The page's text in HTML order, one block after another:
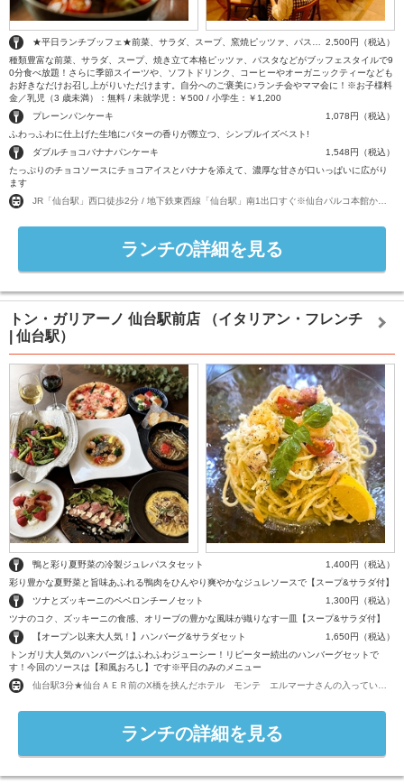
2,500円（税込）
種類豊富な前菜、サラダ、スープ、焼き立て本格ピッツァ、パスタなどがブッフェスタイルで9
0分食べ放題！さらに季節スイーツや、ソフトドリンク、コーヒーやオーガニックティーなども
お好きなだけお召し上がりいただけます。自分へのご褒美に♪ランチ会やママ会に！※お子様料
金／乳児（3 歳未満）：無料 / 未就学児：￥500 / 小学生：￥1,200
プレーンパンケーキ
1,078円（税込）
ふわっふわに仕上げた生地にバターの香りが際立つ、シンプルイズベスト!
ダブルチョコバナナパンケーキ
1,548円（税込）
たっぷりのチョコソースにチョコアイスとバナナを添えて、濃厚な甘さが口いっぱいに広がり
ます
ランチの詳細を見る
トン・ガリアーノ 仙台駅前店
（イタリアン・フレンチ
| 仙台駅）
鴨と彩り夏野菜の冷製ジュレパスタセット
1,400円（税込）
彩り豊かな夏野菜と旨味あふれる鴨肉をひんやり爽やかなジュレソースで【スープ&サラダ付】
ツナとズッキーニのペペロンチーノセット
1,300円（税込）
ツナのコク、ズッキーニの食感、オリーブの豊かな風味が織りなす一皿【スープ&サラダ付】
【オープン以来大人気！】ハンバーグ&サラダセット
1,650円（税込）
トンガリ大人気のハンバーグはふわふわジューシー！リピーター続出のハンバーグセットで
す！今回のソースは【和風おろし】です※平日のみのメニュー
ランチの詳細を見る